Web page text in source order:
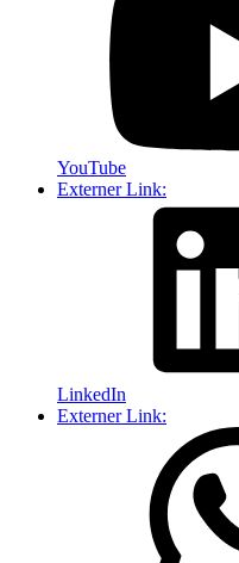
YouTube
Externer Link:
LinkedIn
Externer Link: